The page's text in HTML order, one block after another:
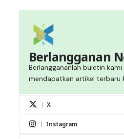
Berlangganan
Berlanggananlah buletin
mendapatkan artikel terbaru
X
Instagram